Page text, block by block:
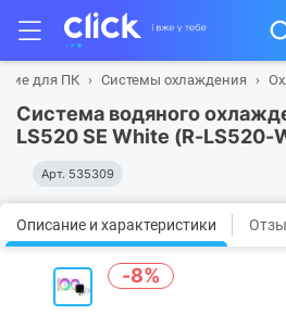
для ПК Системы охлаждения
Система водяного
LS520 SE White (R-LS520-
Арт. 535309
Описание и характеристики
-8%